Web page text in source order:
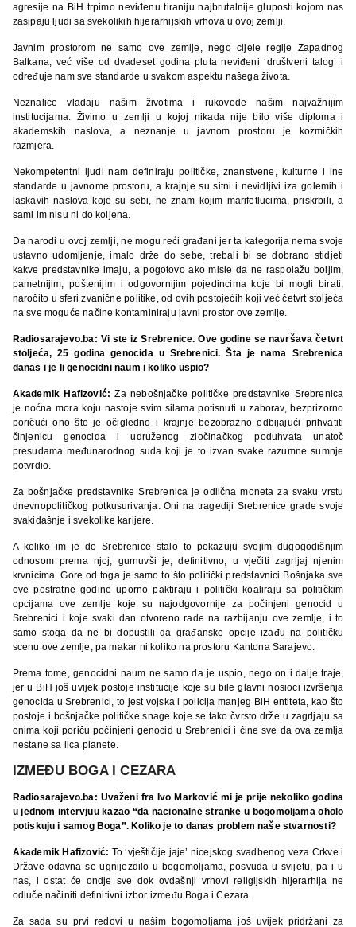
agresije na BiH trpimo neviđenu tiraniju najbrutalnije gluposti kojom nas
zasipaju ljudi sa svekolikih hijerarhijskih vrhova u ovoj zemlji.
Javnim prostorom ne samo ove zemlje, nego cijele regije Zapadnog
Balkana, već više od dvadeset godina pluta neviđeni ‘društveni talog’ i
određuje nam sve standarde u svakom aspektu našega života.
Neznalice vladaju našim životima i rukovode našim najvažnijim
institucijama. Živimo u zemlji u kojoj nikada nije bilo više diploma i
akademskih naslova, a neznanje u javnom prostoru je kozmičkih
razmjera.
Nekompetentni ljudi nam definiraju političke, znanstvene, kulturne i ine
standarde u javnome prostoru, a krajnje su sitni i nevidljivi iza golemih i
laskavih naslova koje su sebi, ne znam kojim marifetlucima, priskrbili, a
sami im nisu ni do koljena.
Da narodi u ovoj zemlji, ne mogu reći građani jer ta kategorija nema svoje
ustavno udomljenje, imalo drže do sebe, trebali bi se dobrano stidjeti
kakve predstavnike imaju, a pogotovo ako misle da ne raspolažu boljim,
pametnijim, poštenijim i odgovornijim pojedincima koje bi mogli birati,
naročito u sferi zvanične politike, od ovih postojećih koji već četvrt stoljeća
na sve moguće načine kontaminiraju javni prostor ove zemlje.
Radiosarajevo.ba: Vi ste iz Srebrenice. Ove godine se navršava četvrt
stoljeća, 25 godina genocida u Srebrenici. Šta je nama Srebrenica
danas i je li genocidni naum i koliko uspio?
Akademik Hafizović: Za nebošnjačke političke predstavnike Srebrenica
je noćna mora koju nastoje svim silama potisnuti u zaborav, bezprizorno
poričući ono što je očigledno i krajnje bezobrazno odbijajući prihvatiti
činjenicu genocida i udruženog zločinačkog poduhvata unatoč
presudama međunarodnog suda koji je to izvan svake razumne sumnje
potvrdio.
Za bošnjačke predstavnike Srebrenica je odlična moneta za svaku vrstu
dnevnopolitičkog potkusurivanja. Oni na tragediji Srebrenice grade svoje
svakidašnje i svekolike karijere.
A koliko im je do Srebrenice stalo to pokazuju svojim dugogodišnjim
odnosom prema njoj, gurnuvši je, definitivno, u vječiti zagrljaj njenim
krvnicima. Gore od toga je samo to što politički predstavnici Bošnjaka sve
ove postratne godine uporno paktiraju i politički koaliraju sa političkim
opcijama ove zemlje koje su najodgovornije za počinjeni genocid u
Srebrenici i koje svaki dan otvoreno rade na razbijanju ove zemlje, i to
samo stoga da ne bi dopustili da građanske opcije izađu na političku
scenu ove zemlje, pa makar ni koliko na prostoru Kantona Sarajevo.
Prema tome, genocidni naum ne samo da je uspio, nego on i dalje traje,
jer u BiH još uvijek postoje institucije koje su bile glavni nosioci izvršenja
genocida u Srebrenici, to jest vojska i policija manjeg BiH entiteta, kao što
postoje i bošnjačke političke snage koje se tako čvrsto drže u zagrljaju sa
onima koji poriču počinjeni genocid u Srebrenici i čine sve da ova zemlja
nestane sa lica planete.
IZMEĐU BOGA I CEZARA
Radiosarajevo.ba: Uvaženi fra Ivo Marković mi je prije nekoliko godina
u jednom intervjuu kazao “da nacionalne stranke u bogomoljama oholo
potiskuju i samog Boga”. Koliko je to danas problem naše stvarnosti?
Akademik Hafizović: To ‘vještičije jaje’ nicejskog svadbenog veza Crkve i
Države odavna se ugnijezdilo u bogomoljama, posvuda u svijetu, pa i u
nas, i ostat će ondje sve dok ovdašnji vrhovi religijskih hijerarhija ne
odluče načiniti definitivni izbor između Boga i Cezara.
Za sada su prvi redovi u našim bogomoljama još uvijek pridržani za